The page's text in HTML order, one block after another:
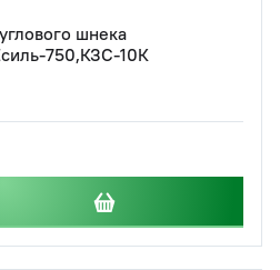
шнека
750,КЗС-10К